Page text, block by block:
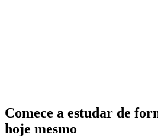
Comece a estudar de
hoje mesmo